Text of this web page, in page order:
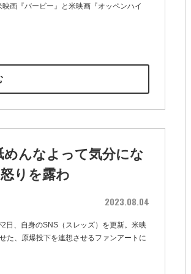
画『バービー』と米映画『オッペンハイ
んなよって気分にな
りを露わ
2023.08.04
日、自身のSNS（スレッズ）を更新。米映
た、原爆投下を連想させるファンアートに